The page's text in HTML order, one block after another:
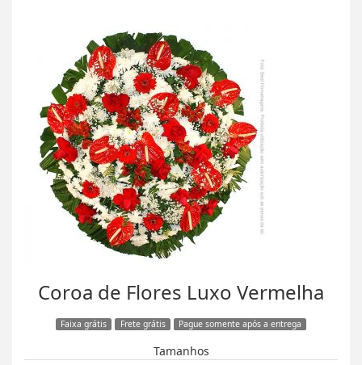
Coroa de Flores Luxo Vermelha
Faixa grátis Frete grátis Pague somente após a entrega
Tamanhos